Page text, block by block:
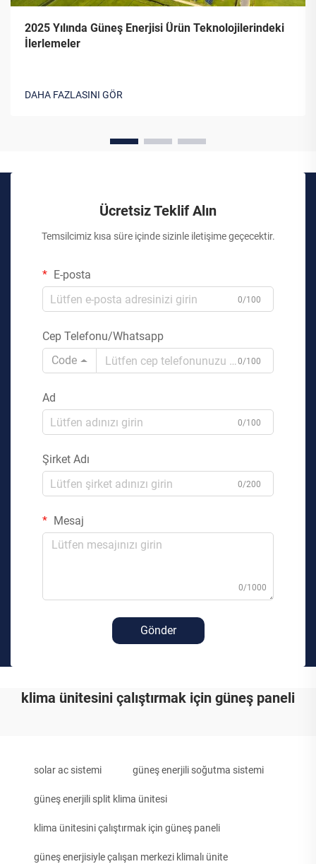
2025 Yılında Güneş Enerjisi Ürün Teknolojilerindeki
İlerlemeler
DAHA FAZLASINI GÖR
Ücretsiz Teklif Alın
Temsilcimiz kısa süre içinde sizinle iletişime geçecektir.
E-posta
0/100
Cep Telefonu/Whatsapp
Code
0/100
Ad
0/100
Şirket Adı
0/200
Mesaj
0/1000
Gönder
klima ünitesini çalıştırmak için güneş paneli
solar ac sistemi güneş enerjili soğutma sistemi
güneş enerjili split klima ünitesi
klima ünitesini çalıştırmak için güneş paneli
güneş enerjisiyle çalışan merkezi klimalı ünite